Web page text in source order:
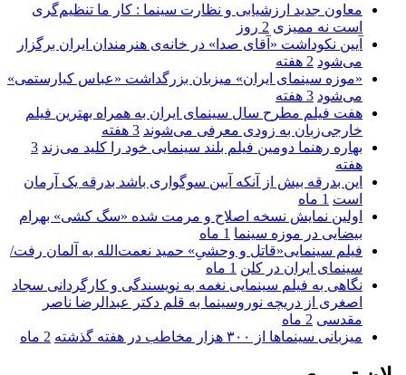
معاون جدید ارزشیابی و نظارت سینما : کار ما تنظیم‌گری
است نه ممیزی 2 روز
آیین نکوداشت «آقای صدا» در خانه‌ی هنرمندان ایران برگزار
می‌شود 2 هفته
«موزه سینمای ایران» میزبان بزرگداشت «عباس کیارستمی»
می‌شود 3 هفته
هفت فیلم مطرح سال سینمای ایران به همراه بهترین فیلم
خارجی‌زبان به زودی معرفی می‌شوند 3 هفته
بهاره رهنما دومین فیلم بلند سینمایی خود را کلید می‌زند 3
هفته
این بدرقه بیش از آنکه آیین سوگواری باشد بدرقه یک آرمان
است 1 ماه
اولین نمایش نسخه اصلاح و مرمت شده «سگ کشی» بهرام
بیضایی در موزه سینما 1 ماه
فیلم سینمایی«قاتل و وحشیِ» حمید نعمت‌الله به آلمان رفت/
سینمای ایران در کلن 1 ماه
نگاهی به فیلم سینمایی نغمه به نویسندگی و کارگردانی سجاد
اصغری از دریچه نوروسینما به قلم دکتر عبدالرضا ناصر
مقدسی 2 ماه
میزبانی سینماها از ۳۰۰ هزار مخاطب در هفته گذشته
2 ماه